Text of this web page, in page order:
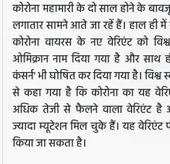
कोरोना महामारी के दो साल होने के
लगातार सामने आते जा रहें हैं। हाल ही में
कोरोना वायरस के नए वेरिएंट को
ओमिक्रान नाम दिया गया है और
कंसर्न' भी घोषित कर दिया गया है।
से कहा गया है कि कोरोना का यह
अधिक तेजी से फैलने वाला वेरिएंट
ज्यादा म्यूटेशन मिल चुके हैं। यह वेरिएंट
किया जा सकता है।